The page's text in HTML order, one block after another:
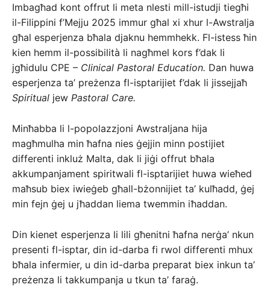
Imbagħad kont offrut li meta nlesti mill-istudji tiegħi
il-Filippini f’Mejju 2025 immur għal xi xhur l-Awstralja
għal esperjenza bħala djaknu hemmhekk. Fl-istess ħin
kien hemm il-possibilità li nagħmel kors f’dak li
jgħidulu CPE – Clinical Pastoral Education. Dan huwa
esperjenza ta’ preżenza fl-isptarijiet f’dak li jissejjaħ
Spiritual jew Pastoral Care.
Minħabba li l-popolazzjoni Awstraljana hija
magħmulha min ħafna nies ġejjin minn postijiet
differenti inkluż Malta, dak li jiġi offrut bħala
akkumpanjament spiritwali fl-isptarijiet huwa wieħed
maħsub biex iwieġeb għall-bżonnijiet ta’ kulħadd, ġej
min fejn ġej u jħaddan liema twemmin iħaddan.
Din kienet esperjenza li lili għenitni ħafna nerġa’ nkun
presenti fl-isptar, din id-darba fi rwol differenti mhux
bħala infermier, u din id-darba preparat biex inkun ta’
preżenza li takkumpanja u tkun ta’ faraġ.